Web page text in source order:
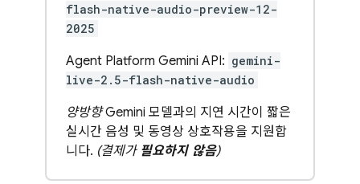
flash-native-audio-preview-12-
2025
Agent Platform Gemini API: gemini-
live-2.5-flash-native-audio
양방향Gemini 모델과의 지연 시간이 짧은
실시간 음성 및 동영상 상호작용을 지원합
니다. (결제가 필요하지 않음)